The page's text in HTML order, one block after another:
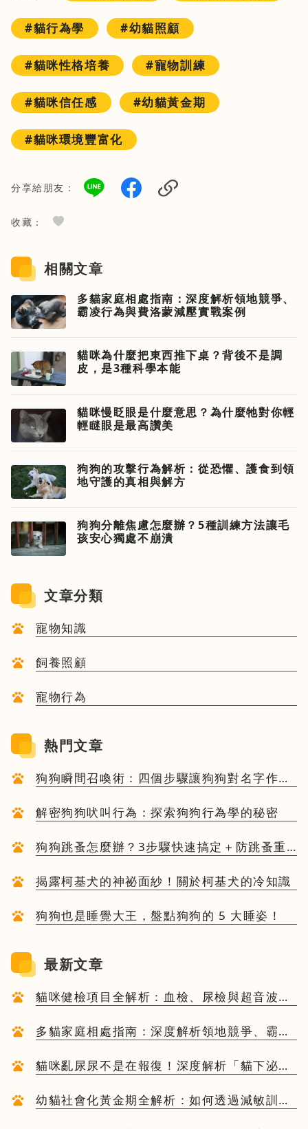
#貓行為學 #幼貓照顧
#貓咪性格培養 #寵物訓練
#貓咪信任感 #幼貓黃金期
#貓咪環境豐富化
分享給朋友：
收藏：
相關文章
多貓家庭相處指南：深度解析領地競爭、
霸凌行為與費洛蒙減壓實戰案例
貓咪為什麼把東西推下桌？背後不是調
皮，是3種科學本能
貓咪慢眨眼是什麼意思？為什麼牠對你輕
輕瞇眼是最高讚美
狗狗的攻擊行為解析：從恐懼、護食到領
地守護的真相與解方
狗狗分離焦慮怎麼辦？5種訓練方法讓毛
孩安心獨處不崩潰
文章分類
寵物知識
飼養照顧
寵物行為
熱門文章
狗狗瞬間召喚術：四個步驟讓狗狗對名字作出
解密狗狗吠叫行為：探索狗狗行為學的秘密
狗狗跳蚤怎麼辦？3步驟快速搞定＋防跳蚤重
揭露柯基犬的神祕面紗！關於柯基犬的冷知識
狗狗也是睡覺大王，盤點狗狗的 5 大睡姿！
最新文章
貓咪健檢項目全解析：血檢、尿檢與超音波背
多貓家庭相處指南：深度解析領地競爭、霸凌
貓咪亂尿尿不是在報復！深度解析「貓下泌尿
方案
幼貓社會化黃金期全解析：如何透過減敏訓練